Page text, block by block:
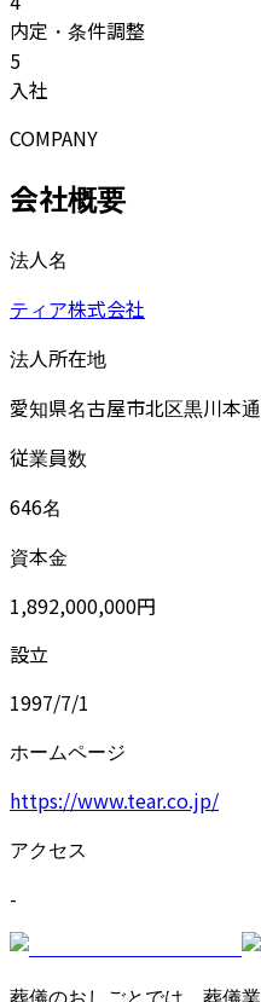
内定・条件調整
5
入社
COMPANY
会社概要
法人名
ティア株式会社
法人所在地
愛知県名古屋市北区黒川本
従業員数
646名
資本金
1,892,000,000円
設立
1997/7/1
ホームページ
https://www.tear.co.jp/
アクセス
-
葬儀のおしごとでは、葬儀